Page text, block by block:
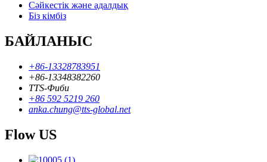
Сәйкестік және адалдық
Біз кімбіз
БАЙЛАНЫС
+86-13328783951
+86-13348382260
TTS-Фиби
+86 592 5219 260
anka.chung@tts-global.net
Flow US